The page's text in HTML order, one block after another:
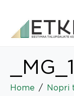
Home Nopri